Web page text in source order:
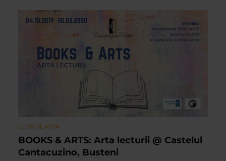
CLIPA DE ARTA
BOOKS & ARTS: Arta lecturii @ Castelul
Cantacuzino, Busteni